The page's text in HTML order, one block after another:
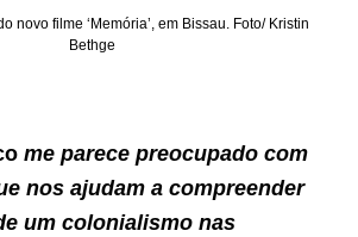
novo filme ‘Memória’, em Bissau. Foto/ Kristin
Bethge
me parece preocupado com
nos ajudam a compreender
um colonialismo nas